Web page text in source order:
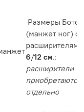
Размеры
(манжет ног) с
6/12 см.:
расширители
приобретаются
отдельно